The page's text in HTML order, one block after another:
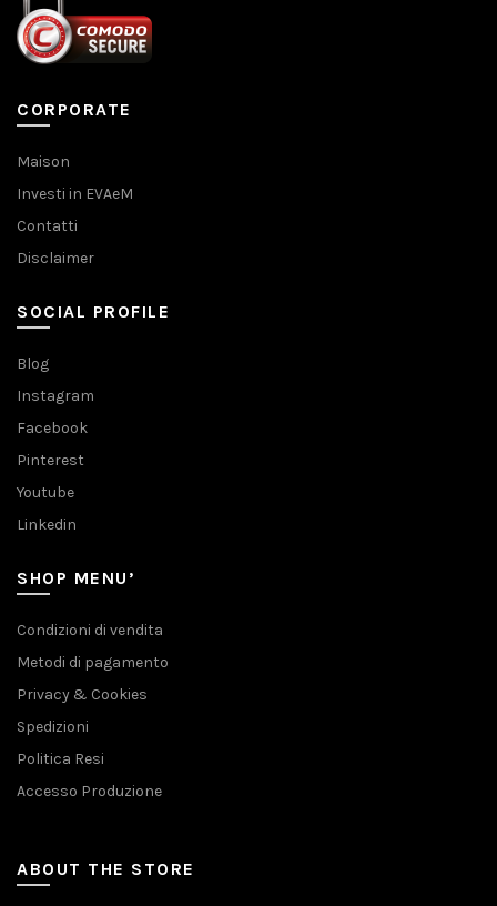
CORPORATE
Maison
Investi in EVAeM
Contatti
Disclaimer
SOCIAL PROFILE
Blog
Instagram
Facebook
Pinterest
Youtube
Linkedin
SHOP MENU’
Condizioni di vendita
Metodi di pagamento
Privacy & Cookies
Spedizioni
Politica Resi
Accesso Produzione
ABOUT THE STORE